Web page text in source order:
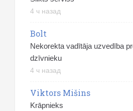
4 ч назад
Bolt
Nekorekta vadītāja uzvedība
dzīvnieku
4 ч назад
Viktors Mišins
Krāpnieks